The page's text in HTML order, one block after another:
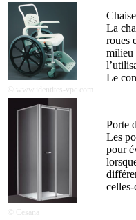
© www.identites-vpc.com
La
roues
milieu
Le
© Cesana
Porte
Les
pour